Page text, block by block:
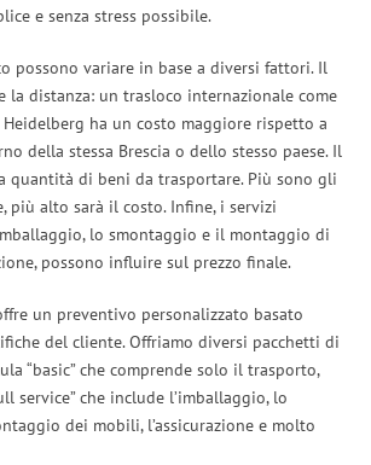
e senza stress possibile.
possono variare in base a diversi fattori. Il
la distanza: un trasloco internazionale come
ha un costo maggiore rispetto a
della stessa Brescia o dello stesso paese. Il
quantità di beni da trasportare. Più sono gli
più alto sarà il costo. Infine, i servizi
lo smontaggio e il montaggio di
possono influire sul prezzo finale.
un preventivo personalizzato basato
del cliente. Offriamo diversi pacchetti di
“basic” che comprende solo il trasporto,
service” che include l’imballaggio, lo
dei mobili, l’assicurazione e molto